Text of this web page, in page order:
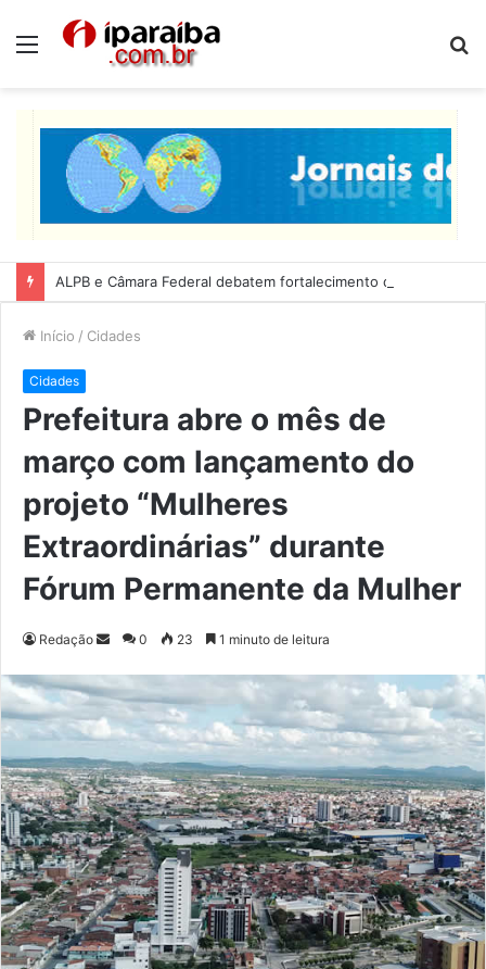
Menu
Início / Cidades
Cidades
Prefeitura abre o mês de
março com lançamento do
projeto “Mulheres
Extraordinárias” durante
Fórum Permanente da Mulher
Redação
n
u
m
e
-
m
a
i
l
0 23 1 minuto de leitura